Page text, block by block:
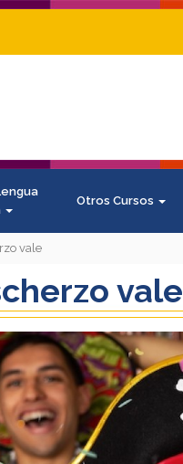
Otros Cursos
vale
vale